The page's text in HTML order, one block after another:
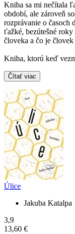
Kniha sa mi nečítala
období, ale zároveň
rozprávanie o časoch
ťažké, bezútešné
človeka a čo je
Kniha, ktorú keď
Čítať viac
Úlice
Jakuba Katalpa
3,9
13,60 €